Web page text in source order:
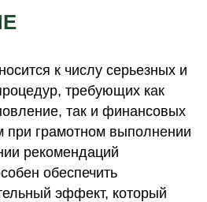
к числу серьезных и
требующих как
так и финансовых
при грамотном выполнении
рекомендаций
обеспечить
эффект, который